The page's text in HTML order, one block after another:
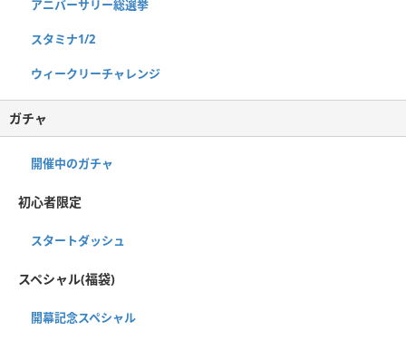
アニバーサリー総選挙
スタミナ1/2
ウィークリーチャレンジ
ガチャ
開催中のガチャ
初心者限定
スタートダッシュ
スペシャル(福袋)
開幕記念スペシャル